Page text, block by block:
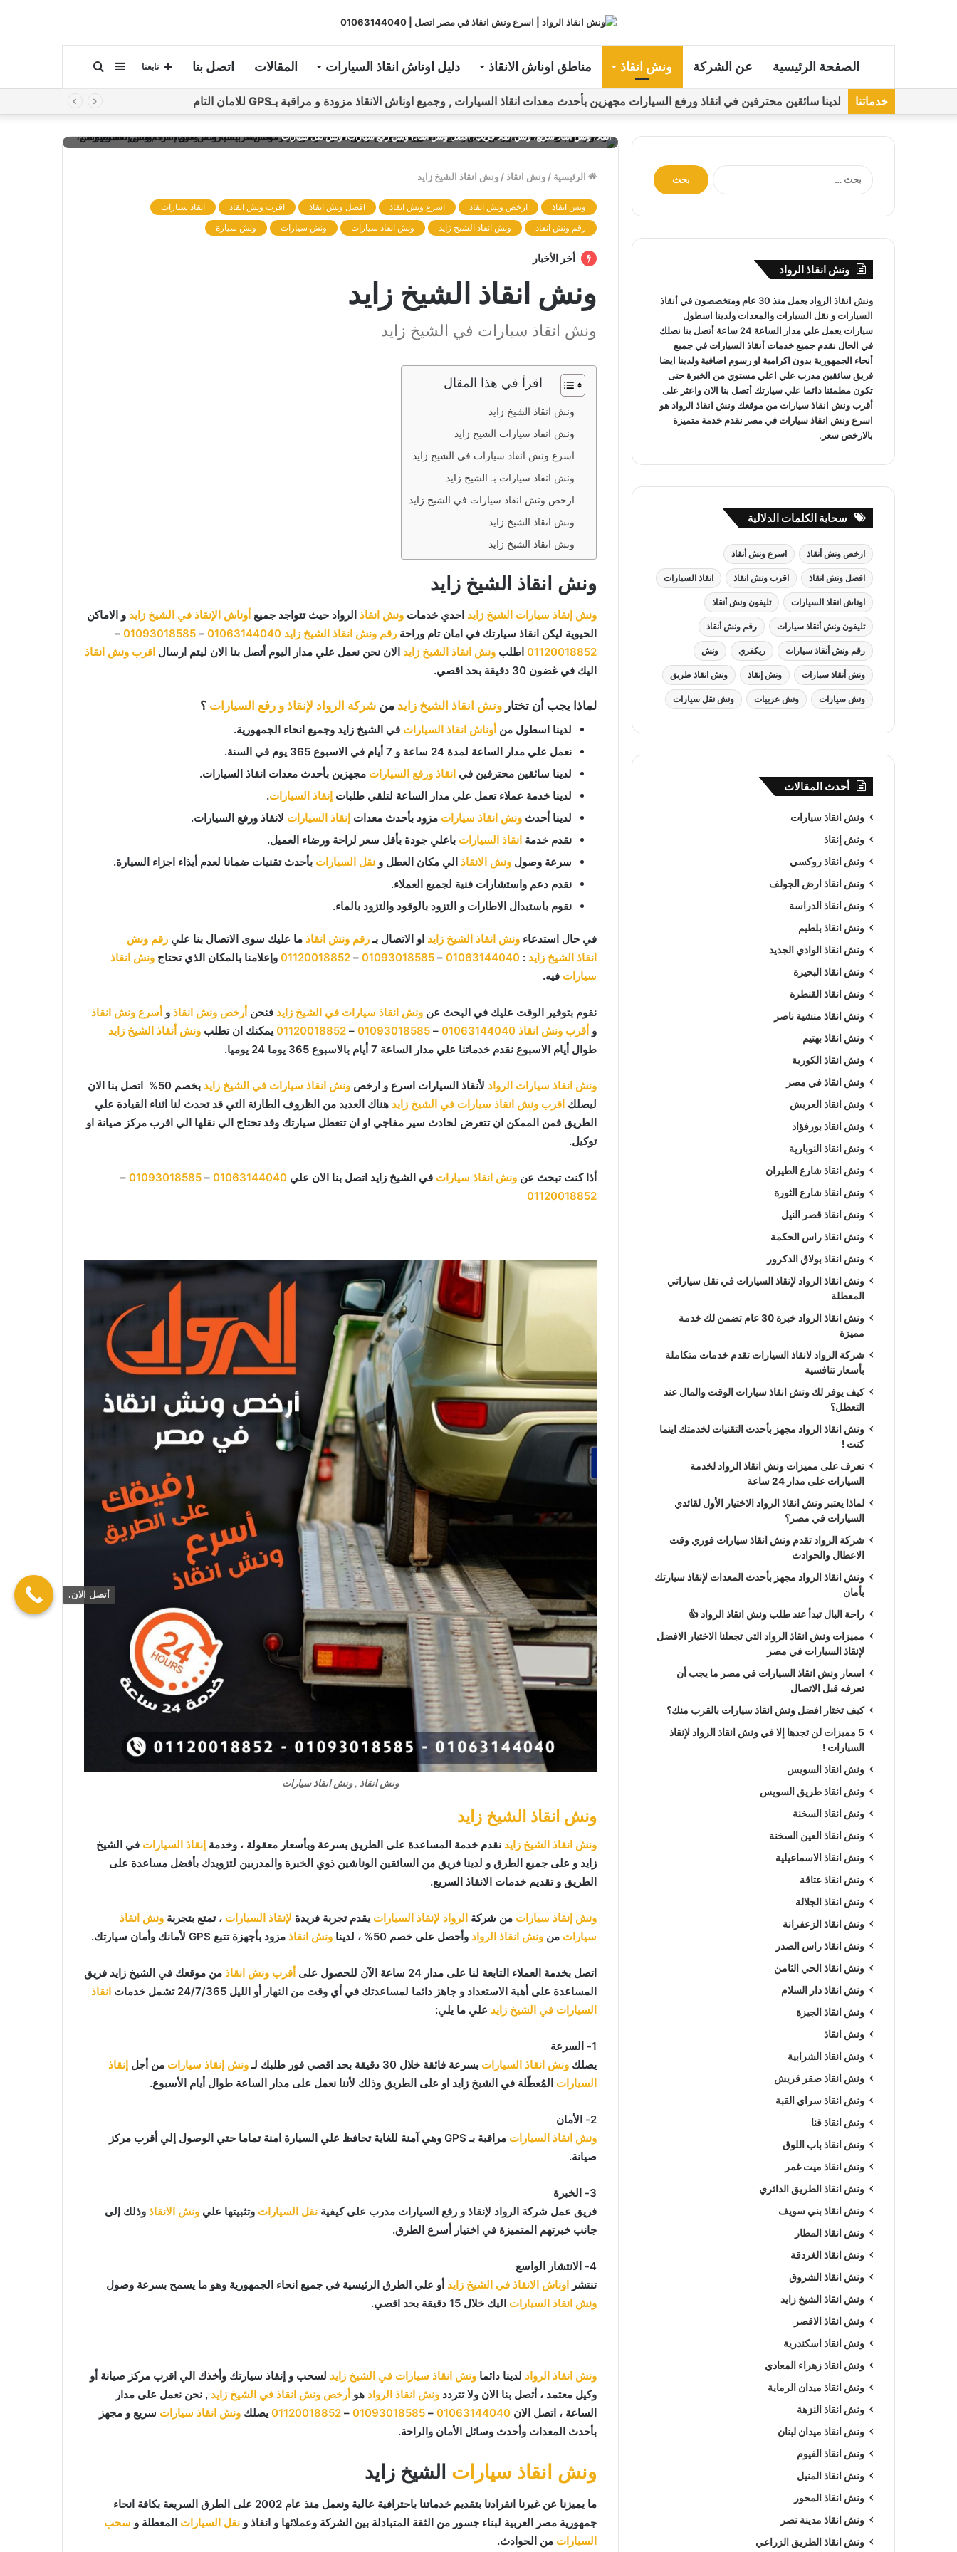
الصفحة الرئيسية عن الشركة ونش انقاذ مناطق اوناش الانقاذ دليل اوناش انقاذ السيارات المقالات اتصل بنا إضافة
جانبي
تابعنا
خدماتنا لدينا سائقين محترفين في انقاذ ورفع السيارات مجهزين بأحدث معدات انقاذ السيارات , وجميع اوناش الانقاذ مزودة و مراقبة بـGPS للامان التام
انقاذ، ونش انقاذ سريع، ونش انقاذ قريب، افضل ونش انقاذ، ونش رفع سيارات، ونش نقل سيارات
الرئيسية / ونش انقاذ / ونش انقاذ الشيخ زايد
ونش انقاذ ارخص ونش انقاذ اسرع ونش انقاذ افضل ونش انقاذ اقرب ونش انقاذ
انقاذ سيارات
رقم ونش انقاذ
ونش انقاذ الشيخ زايد ونش انقاذ سيارات ونش سيارات ونش سيارة
أخر الأخبار
ونش انقاذ الشيخ زايد
ونش انقاذ سيارات في الشيخ زايد
اقرأ في هذا المقال
ونش انقاذ الشيخ زايد
ونش انقاذ سيارات الشيخ زايد
اسرع ونش انقاذ سيارات في الشيخ زايد
ونش انقاذ سيارات بـ الشيخ زايد
ارخص ونش انقاذ سيارات في الشيخ زايد
ونش انقاذ الشيخ زايد
ونش انقاذ الشيخ زايد
ونش انقاذ الشيخ زايد
ونش إنقاذ سيارات الشيخ زايد احدي خدمات ونش انقاذ الرواد حيث تتواجد جميع أوناش الإنقاذ في الشيخ زايد و الاماكن
الحيوية ليكن انقاذ سيارتك في امان تام وراحة رقم ونش انقاذ الشيخ زايد 01063144040
–
01093018585
–
01120018852 اطلب ونش انقاذ الشيخ زايد الان نحن نعمل علي مدار اليوم أتصل بنا الان ليتم ارسال اقرب ونش انقاذ
اليك في غضون 30 دقيقة بحد اقصي.
لماذا يجب أن تختار ونش انقاذ الشيخ زايد من شركة الرواد لإنقاذ و رفع السيارات ؟
لدينا اسطول من أوناش انقاذ السيارات في الشيخ زايد وجميع انحاء الجمهورية.
نعمل علي مدار الساعة لمدة 24 ساعة و 7 أيام في الاسبوع 365 يوم في السنة.
لدينا سائقين محترفين في انقاذ ورفع السيارات مجهزين بأحدث معدات انقاذ السيارات.
لدينا خدمة عملاء تعمل علي مدار الساعة لتلقي طلبات إنقاذ السيارات.
لدينا أحدث ونش انقاذ سيارات مزود بأحدث معدات إنقاذ السيارات لانقاذ ورفع السيارات.
نقدم خدمة انقاذ السيارات باعلي جودة بأقل سعر لراحة ورضاء العميل.
سرعة وصول ونش الانقاذ الي مكان العطل و نقل السيارات بأحدث تقنيات ضمانا لعدم أيذاء اجزاء السيارة.
نقدم دعم واستشارات فنية لجميع العملاء.
نقوم باستبدال الاطارات و التزود بالوقود والتزود بالماء.
في حال استدعاء ونش انقاذ الشيخ زايد او الاتصال بـرقم ونش انقاذ ما عليك سوى الاتصال بنا علي رقم ونش
انقاذ الشيخ زايد :
01063144040
–
01093018585
–
01120018852 وإعلامنا بالمكان الذي تحتاج ونش انقاذ
سيارات فيه.
نقوم بتوفير الوقت عليك في البحث عن ونش انقاذ سيارات في الشيخ زايد فنحن أرخص ونش انقاذ و أسرع ونش انقاذ
و أقرب ونش انقاذ 01063144040
–
01093018585
–
01120018852 يمكنك ان تطلب ونش أنقاذ الشيخ زايد
طوال أيام الاسبوع نقدم خدماتنا علي مدار الساعة 7 أيام بالاسبوع 365 يوما 24 يوميا.
ونش انقاذ سيارات الرواد لأنقاذ السيارات اسرع و ارخص ونش انقاذ سيارات في الشيخ زايد
بخصم 50% اتصل بنا الان
ليصلك اقرب ونش انقاذ سيارات في الشيخ زايد هناك العديد من الظروف الطارئة التي قد تحدث لنا اثناء القيادة علي
الطريق فمن الممكن ان تتعرض لحادث سير مفاجي او ان تتعطل سيارتك وقد تحتاج الي نقلها الي اقرب مركز صيانة او
توكيل.
أذا كنت تبحث عن ونش انقاذ سيارات في الشيخ زايد اتصل بنا الان علي 01063144040
–
01093018585
–
01120018852
ونش انقاذ , ونش انقاذ سيارات
ونش انقاذ الشيخ زايد
ونش انقاذ الشيخ زايد نقدم خدمة المساعدة على الطريق بسرعة وبأسعار معقولة ، وخدمة إنقاذ السيارات في الشيخ
زايد و على جميع الطرق و لدينا فريق من السائقين الوناشين ذوي الخبرة والمدربين لتزويدك بأفضل مساعدة على
الطريق و تقديم خدمات الانقاذ السريع.
ونش إنقاذ سيارات من شركة الرواد لإنقاذ السيارات يقدم تجربة فريدة لإنقاذ السيارات ، تمتع بتجربة ونش انقاذ
سيارات من ونش انقاذ الرواد وأحصل على خصم 50% ، لدينا ونش انقاذ مزود بأجهزة تتبع GPS لأمانك وأمان سيارتك.
اتصل بخدمة العملاء التابعة لنا على مدار 24 ساعة الآن للحصول على أقرب ونش انقاذ من موقعك في الشيخ زايد فريق
المساعدة على أهبة الاستعداد و جاهز دائما لمساعدتك في أي وقت من النهار أو الليل 24/7/365 تشمل خدمات
انقاذ
السيارات في الشيخ زايد علي ما يلي:
1- السرعة
يصلك ونش انقاذ السيارات بسرعة فائقة خلال 30 دقيقة بحد اقصي فور طلبك لـ ونش إنقاذ سيارات من أجل إنقاذ
السيارات المُعطّلة في الشيخ زايد او على الطريق وذلك لأننا نعمل على مدار الساعة طوال أيام الأسبوع.
2- الأمان
ونش انقاذ السيارات
مراقبة بـ GPS وهي آمنة للغاية تحافظ علي السيارة امنة تماما حتي الوصول إلي أقرب مركز
صيانة.
3- الخبرة
فريق عمل شركة الرواد لإنقاذ و رفع السيارات مدرب على كيفية نقل السيارات وتثبيتها علي ونش الانقاذ وذلك إلى
جانب خبرتهم المتميزة في اختيار أسرع الطرق.
4- الانتشار الواسع
تنتشر
اوناش الانقاذ في الشيخ زايد أو علي الطرق الرئيسية في جميع انحاء الجمهورية وهو ما يسمح بسرعة وصول
ونش انقاذ السيارات اليك خلال 15 دقيقة بحد اقصي.
ونش انقاذ الرواد لدينا دائما ونش انقاذ سيارات في الشيخ زايد لسحب و إنقاذ سيارتك وأخذك الي اقرب مركز صيانة أو
وكيل معتمد ، أتصل بنا الان ولا تتردد ونش انقاذ الرواد هو أرخص ونش انقاذ في الشيخ زايد , نحن نعمل على مدار
الساعة ، اتصل الان 01063144040
–
01093018585
–
01120018852 يصلك ونش انقاذ سيارات سريع و مجهز
بأحدث المعدات وأحدث وسائل الأمان والراحة.
ونش انقاذ سيارات الشيخ زايد
ما يميزنا عن غيرنا انفرادنا بتقديم خدماتنا باحترافية عالية ونعمل منذ عام 2002 على الطرق السريعة بكافة انحاء
جمهورية مصر العربية لبناء جسور من الثقة المتبادلة بين الشركة وعملائها و انقاذ و نقل السيارات المعطلة و سحب
السيارات من الحوادث.
ح
ونش انقاذ الرواد
ونش انقاذ الرواد يعمل منذ 30 عام ومتخصصون في
أنقاذ
السياراتو نقل السياراتوالمعدات ولدينا اسطول
سيارات يعمل علي مدار الساعة 24 ساعة أتصل بنا نصلك
في الحال نقدم جميع خدماتأنقاذ السياراتفي جميع
أنحاء الجمهورية بدون اكرامية او رسوم اضافية ولدينا ايضا
فريق سائقين مدرب علي اعلي مستوي من الخبرة حتى
تكون مطمئنا دائما علي سيارتك أتصل بنا الان واعثر على
أقرب ونش انقاذ سياراتمن موقعك ونش انقاذ الرواد هو
اسرع ونش انقاذ سياراتفي مصر نقدم خدمة متميزة
بالارخص سعر.
سحابة الكلمات الدلالية
ارخص ونش أنقاذ اسرع ونش أنقاذ
افضل ونش انقاذ اقرب ونش انقاذ انقاذ السيارات
اوناش انقاذ السيارات تليفون ونش أنقاذ
تليفون ونش أنقاذ سيارات رقم ونش أنقاذ
رقم ونش أنقاذ سيارات ريكفري ونش
ونش أنقاذ سيارات ونش إنقاذ ونش انقاذ طريق
ونش سيارات ونش عربيات ونش نقل سيارات
أحدث المقالات
ونش انقاذ سيارات
ونش إنقاذ
ونش انقاذ روكسي
ونش انقاذ ارض الجولف
ونش انقاذ الدراسة
ونش انقاذ بلطيم
ونش انقاذ الوادي الجديد
ونش انقاذ البحيرة
ونش انقاذ القنطرة
ونش انقاذ منشية ناصر
ونش انقاذ بهتيم
ونش انقاذ الكوربة
ونش انقاذ في مصر
ونش انقاذ العريش
ونش انقاذ بورفؤاد
ونش انقاذ النوبارية
ونش انقاذ شارع الطيران
ونش انقاذ شارع الثورة
ونش انقاذ قصر النيل
ونش انقاذ راس الحكمة
ونش انقاذ بولاق الدكرور
ونش انقاذ الرواد لإنقاذ السيارات في نقل سياراتي
المعطلة
ونش انقاذ الرواد خبرة 30 عام تضمن لك خدمة
مميزة
شركة الرواد لانقاذ السيارات تقدم خدمات متكاملة
بأسعار تنافسية
كيف يوفر لك ونش انقاذ سيارات الوقت والمال عند
التعطل؟
ونش انقاذ الرواد مجهز بأحدث التقنيات لخدمتك اينما
كنت !
تعرف على مميزات ونش انقاذ الرواد لخدمة
السيارات على مدار 24 ساعة
لماذا يعتبر ونش انقاذ الرواد الاختيار الأول لقائدي
السيارات في مصر؟
شركة الرواد تقدم ونش انقاذ سيارات فوري وقت
الاعطال والحوادث
ونش انقاذ الرواد مجهز بأحدث المعدات لإنقاذ سيارتك
بأمان
راحة البال تبدأ عند طلب ونش انقاذ الرواد 👍
مميزات ونش انقاذ الرواد التي تجعلنا الاختيار الافضل
لإنقاذ السيارات في مصر
اسعار ونش انقاذ السيارات في مصر ما يجب أن
تعرفه قبل الاتصال
كيف تختار افضل ونش انقاذ سيارات بالقرب منك؟
5 مميزات لن تجدها إلا في ونش انقاذ الرواد لإنقاذ
السيارات !
ونش انقاذ السويس
ونش انقاذ طريق السويس
ونش انقاذ السخنة
ونش انقاذ العين السخنة
ونش انقاذ الاسماعيلية
ونش انقاذ عتاقة
ونش انقاذ الجلالة
ونش انقاذ الزعفرانة
ونش انقاذ راس الصدر
ونش انقاذ الحي الثامن
ونش انقاذ دار السلام
ونش انقاذ الجيزة
ونش انقاذ
ونش انقاذ الشرابية
ونش انقاذ صقر قريش
ونش انقاذ سراي القبة
ونش انقاذ قنا
ونش انقاذ باب اللوق
ونش انقاذ ميت غمر
ونش انقاذ الطريق الدائري
ونش انقاذ بني سويف
ونش انقاذ المطار
ونش انقاذ الغردقة
ونش انقاذ الشروق
ونش انقاذ الشيخ زايد
ونش انقاذ الاقصر
ونش انقاذ اسكندرية
ونش انقاذ زهراء المعادي
ونش انقاذ ميدان الرماية
ونش انقاذ النزهة
ونش انقاذ ميدان لبنان
ونش انقاذ الفيوم
ونش انقاذ المنيل
ونش انقاذ المحور
ونش انقاذ مدينة نصر
ونش انقاذ الطريق الزراعي
أتصل الان.